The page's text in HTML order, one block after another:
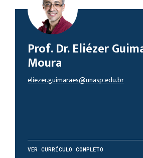
Prof. Dr. Eliézer
Moura
eliezer.guimaraes@unasp.edu.br
VER CURRÍCULO COMPLETO